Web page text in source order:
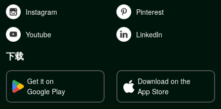
Instagram Pinterest
Youtube Linkedln
下载
Get it on
Google Play
Download on the
App Store